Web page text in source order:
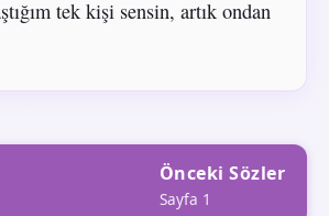
tek kişi sensin, artık ondan
Önceki Sözler
Sayfa 1